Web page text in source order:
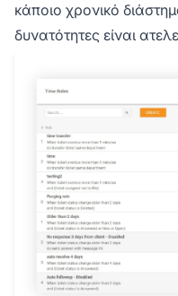
κάποιο χρονικό
δυνατότητες είναι